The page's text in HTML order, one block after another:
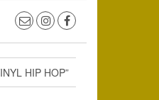
HIP HOP”